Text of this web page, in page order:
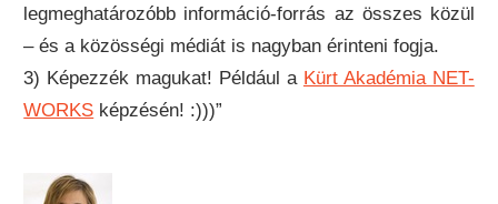
legmeghatározóbb információ-forrás az összes közül
– és a közösségi médiát is nagyban érinteni fogja.
3) Képezzék magukat! Például a Kürt Akadémia NET-
WORKS képzésén! :)))”